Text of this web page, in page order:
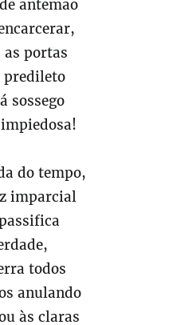
antemão
as portas
predileto
sossego
do tempo,
imparcial
todos
anulando
às claras